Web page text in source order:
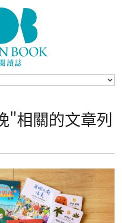
"相關的文章列